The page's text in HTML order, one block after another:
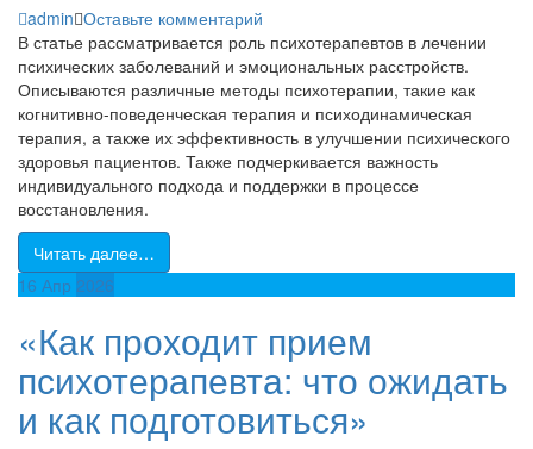
admin Оставьте комментарий
В статье рассматривается роль психотерапевтов в лечении
психических заболеваний и эмоциональных расстройств.
Описываются различные методы психотерапии, такие как
когнитивно-поведенческая терапия и психодинамическая
терапия, а также их эффективность в улучшении психического
здоровья пациентов. Также подчеркивается важность
индивидуального подхода и поддержки в процессе
восстановления.
Читать далее…
16 Апр 2026
«Как проходит прием
психотерапевта: что ожидать
и как подготовиться»